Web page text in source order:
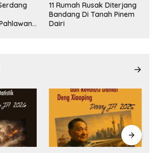
11 Rumah Rusak Diterjang
Bandang Di Tanah Pinem
Dairi